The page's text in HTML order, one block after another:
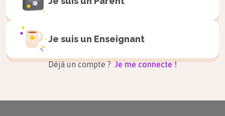
Je suis un Enseignant
Déjà un compte ? Je me connecte !